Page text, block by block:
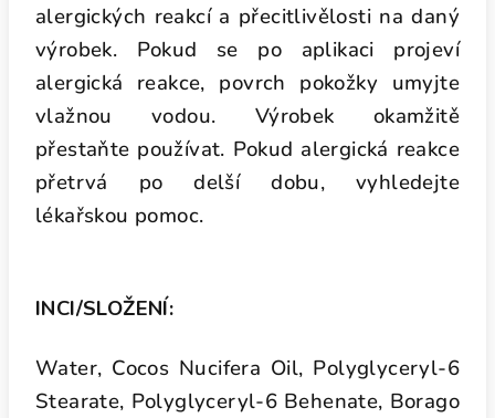
alergických reakcí a přecitlivělosti na daný
výrobek. Pokud se po aplikaci projeví
alergická reakce, povrch pokožky umyjte
vlažnou vodou. Výrobek okamžitě
přestaňte používat. Pokud alergická reakce
přetrvá po delší dobu, vyhledejte
lékařskou pomoc.
INCI/SLOŽENÍ:
Water, Cocos Nucifera Oil, Polyglyceryl-6
Stearate, Polyglyceryl-6 Behenate, Borago